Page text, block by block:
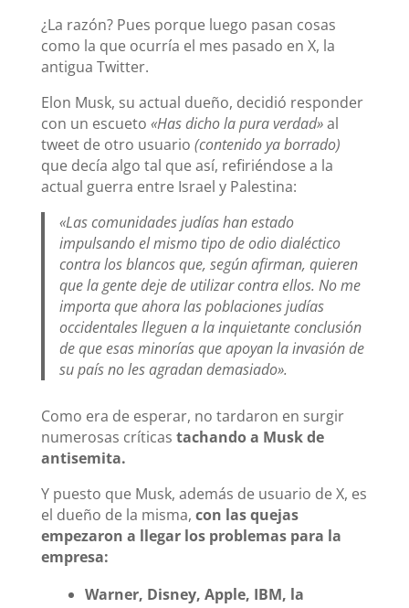
¿La razón? Pues porque luego pasan cosas
como la que ocurría el mes pasado en X, la
antigua Twitter.
Elon Musk, su actual dueño, decidió responder
con un escueto «Has dicho la pura verdad»al
tweet de otro usuario (contenido ya borrado)
que decía algo tal que así, refiriéndose a la
actual guerra entre Israel y Palestina:
«Las comunidades judías han estado
impulsando el mismo tipo de odio dialéctico
contra los blancos que, según afirman, quieren
que la gente deje de utilizar contra ellos. No me
importa que ahora las poblaciones judías
occidentales lleguen a la inquietante conclusión
de que esas minorías que apoyan la invasión de
su país no les agradan demasiado».
Como era de esperar, no tardaron en surgir
numerosas críticas tachando a Musk de
antisemita.
Y puesto que Musk, además de usuario de X, es
el dueño de la misma, con las quejas
empezaron a llegar los problemas para la
empresa:
Warner, Disney, Apple, IBM, la